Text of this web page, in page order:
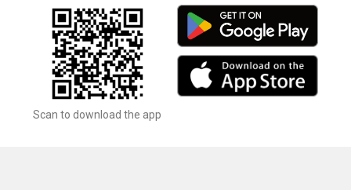
Scan to download the app